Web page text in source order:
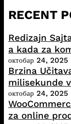
RECENT
Redizajn
a kada za
октобар 24, 2025
Brzina
milisekunde
октобар 24, 2025
za online